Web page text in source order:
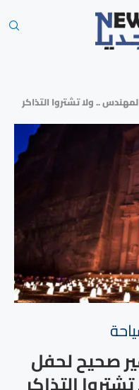
.. ولا تشتروا التذاكر
صحيح لحفل